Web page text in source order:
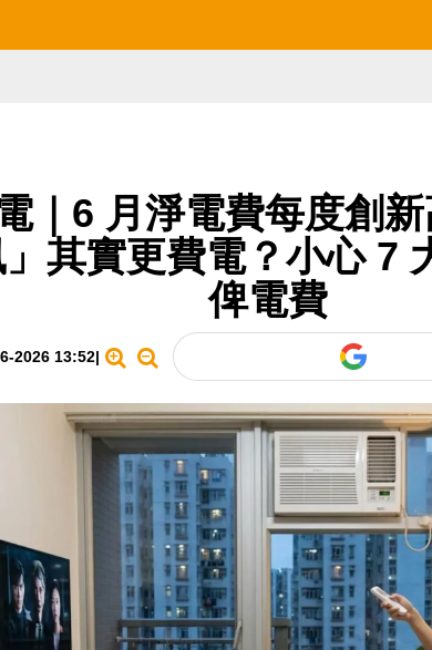
｜6 月淨電費每度創
其實更費電？小心 7
俾電費
2026 13:52|